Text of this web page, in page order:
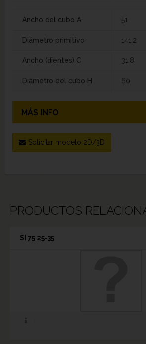
Ancho del cubo A 51
Diámetro primitivo 141,2
Ancho (dientes) C 31,8
Diámetro del cubo H 60
MÁS INFO
Solicitar modelo 2D/3D
PRODUCTOS
SI 75 25-35